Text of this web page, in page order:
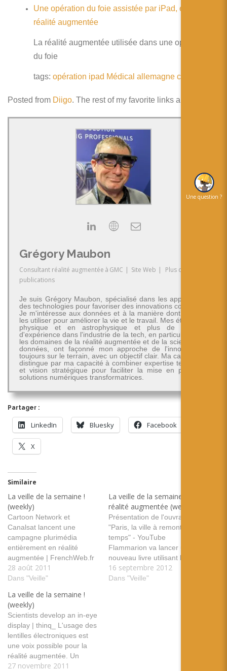
Une opération du foie assistée par iPad, et en
réalité augmentée
La réalité augmentée utilisée dans une opération
du foie
tags: opération ipad Médical allemagne chirurgie
Posted from Diigo. The rest of my favorite links are
Grégory Maubon
Consultant réalité augmentée à GMC | Site Web |
Plus de
publications
Je suis Grégory Maubon, spécialisé dans les applications
des technologies pour favoriser des innovations concrètes.
Je m'intéresse aux données et à la manière dont on peut
les utiliser pour améliorer la vie et le travail. Mes études en
physique et en astrophysique et plus de 30 ans
d'expérience dans l'industrie de la tech, en particulier dans
les domaines de la réalité augmentée et de la science des
données, ont façonné mon approche de l'innovation -
toujours sur le terrain, avec un objectif clair. Ma carrière se
distingue par ma capacité à combiner expertise technique
et vision stratégique pour faciliter la mise en place de
solutions numériques transformatrices.
Partager :
LinkedIn Bluesky Facebook
X
Similaire
La veille de la semaine !
(weekly)
Cartoon Network et
Canalsat lancent une
campagne plurimédia
entièrement en réalité
augmentée | FrenchWeb.fr
Une campagne de réalité
augmentée basée sur
marketing cartoon network
string Sony turns to
augmented reality to sell
tellies • reghardware Sony
vous fait tester ses TV en
réalité augmentée, comme
Panasonic il…
28 août 2011
Dans "Veille"
La veille de la semaine en
réalité augmentée (weekly)
Présentation de l'ouvrage
"Paris, la ville à remonter le
temps" - YouTube
Flammarion va lancer un
nouveau livre utilisant la
réalité augmentée basé sur
l'histoire de Paris tags:
16 septembre 2012
Dans "Veille"
La veille de la semaine !
(weekly)
Scientists develop an in-eye
display | thinq_ L'usage des
lentilles électroniques est
une voix possible pour la
réalité augmentée. Un
équipe progresse sur ce
27 novembre 2011
Une question ?